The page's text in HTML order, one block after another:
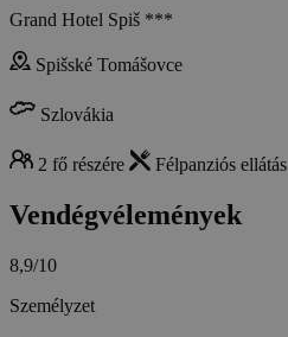
Grand Hotel Spiš ***
Spišské Tomášovce
Szlovákia
2 fő részére Félpanziós ellátás
Vendégvélemények
8,9/10
Személyzet